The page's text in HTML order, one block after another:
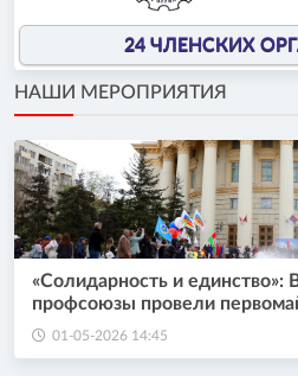
24 ЧЛЕНСКИХ
НАШИ МЕРОПРИЯТИЯ
«Солидарность и единство»:
профсоюзы провели
01-05-2026 14:45